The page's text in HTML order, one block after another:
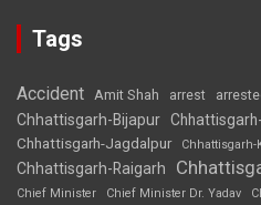
Tags
Accident Amit Shah arrest
Chhattisgarh-Bijapur
Chhattisgarh-Jagdalpur Chhattisgarh-
Chhattisgarh-Raigarh
Chief Minister
Chief Minister Dr. Yadav